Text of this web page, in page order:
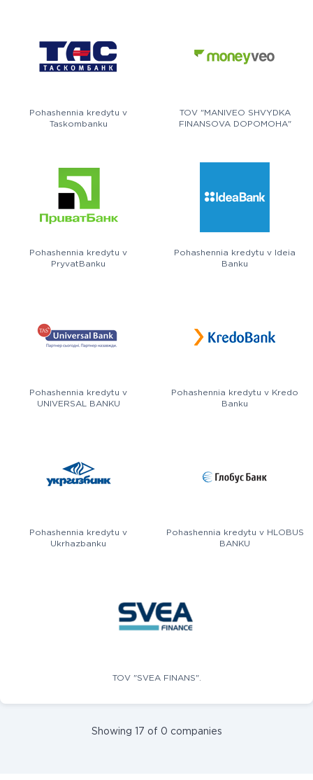
Pohashennia kredytu v
Taskombanku
TOV "MANIVEO SHVYDKA
FINANSOVA DOPOMOHA"
Pohashennia kredytu v
PryvatBanku
Pohashennia kredytu v Ideia
Banku
Pohashennia kredytu v
UNIVERSAL BANKU
Pohashennia kredytu v Kredo
Banku
Pohashennia kredytu v
Ukrhazbanku
Pohashennia kredytu v HLOBUS
BANKU
TOV "SVEA FINANS".
Showing 17 of 0 companies